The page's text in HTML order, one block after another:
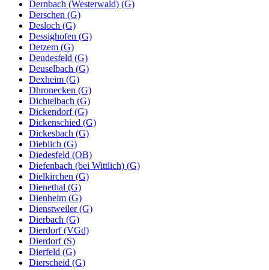
Dernbach (Westerwald) (G)
Derschen (G)
Desloch (G)
Dessighofen (G)
Detzem (G)
Deudesfeld (G)
Deuselbach (G)
Dexheim (G)
Dhronecken (G)
Dichtelbach (G)
Dickendorf (G)
Dickenschied (G)
Dickesbach (G)
Dieblich (G)
Diedesfeld (OB)
Diefenbach (bei Wittlich) (G)
Dielkirchen (G)
Dienethal (G)
Dienheim (G)
Dienstweiler (G)
Dierbach (G)
Dierdorf (VGd)
Dierdorf (S)
Dierfeld (G)
Dierscheid (G)